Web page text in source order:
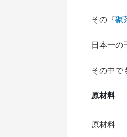
その『碾
日本一の
その中で
原材料
原材料